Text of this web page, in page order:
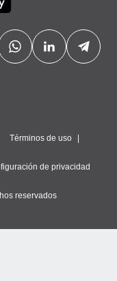
Términos de uso
de privacidad
reservados